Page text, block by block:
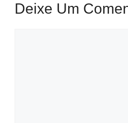
Deixe Um